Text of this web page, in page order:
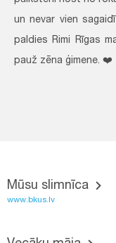
un nevar vien
paldies Rimi Rīgas
pauž zēna ģimene. ❤️
Mūsu slimnīca
www.bkus.lv